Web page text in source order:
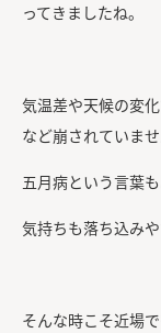
ってきましたね。
気温差や天候の変
など崩されていま
五月病という言葉も
気持ちも落ち込み
そんな時こそ近場